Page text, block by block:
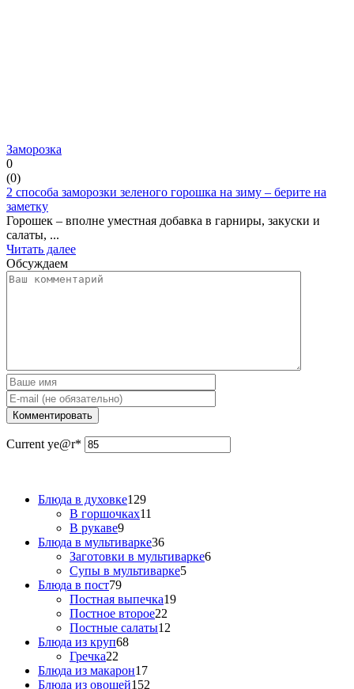
Заморозка
0
(0)
2 способа заморозки зеленого горошка на зиму – берите на
заметку
Горошек – вполне уместная добавка в гарниры, закуски и
салаты, ...
Читать далее
Обсуждаем
Current ye@r*
Блюда в духовке129
В горшочках11
В рукаве9
Блюда в мультиварке36
Заготовки в мультиварке6
Супы в мультиварке5
Блюда в пост79
Постная выпечка19
Постное второе22
Постные салаты12
Блюда из круп68
Гречка22
Блюда из макарон17
Блюда из овощей152